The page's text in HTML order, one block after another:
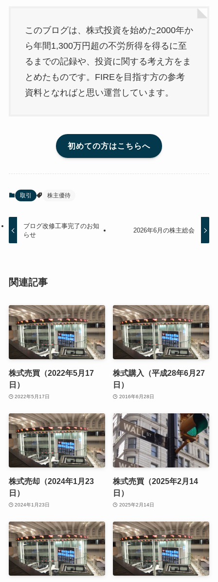
このブログは、株式投資を始めた2000年か
ら年間1,300万円超の不労所得を得るに至
るまでの記録や、投資に関する考え方をま
とめたものです。FIREを目指す方の参考
資料となればと思い運営しています。
初めての方はこちらへ
取引 株主優待
ブログ改修工事完了のお知
らせ
2026年6月の株主総会
関連記事
株式売買（2022年5月17
日）
2022年5月17日
株式購入（平成28年6月27
日）
2016年6月28日
株式売却（2024年1月23
日）
2024年1月23日
株式売買（2025年2月14
日）
2025年2月14日